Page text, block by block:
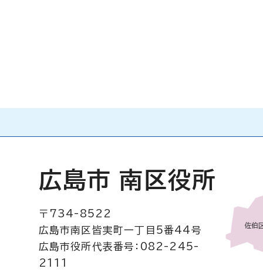
広島市 南区役所
〒734-8522
広島市南区皆実町一丁目5番44号
広島市役所代表番号：082-245-
2111